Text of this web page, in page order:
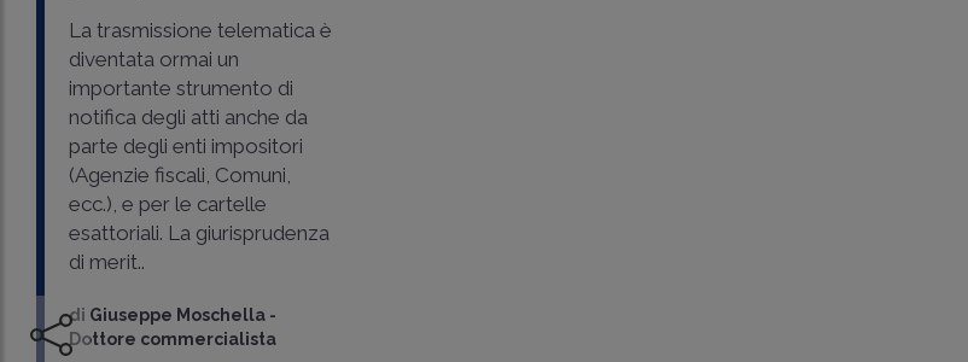
La trasmissione telematica è
diventata ormai un
importante strumento di
notifica degli atti anche da
parte degli enti impositori
(Agenzie fiscali, Comuni,
ecc.), e per le cartelle
esattoriali. La giurisprudenza
di merit..
di Giuseppe Moschella -
Dottore commercialista